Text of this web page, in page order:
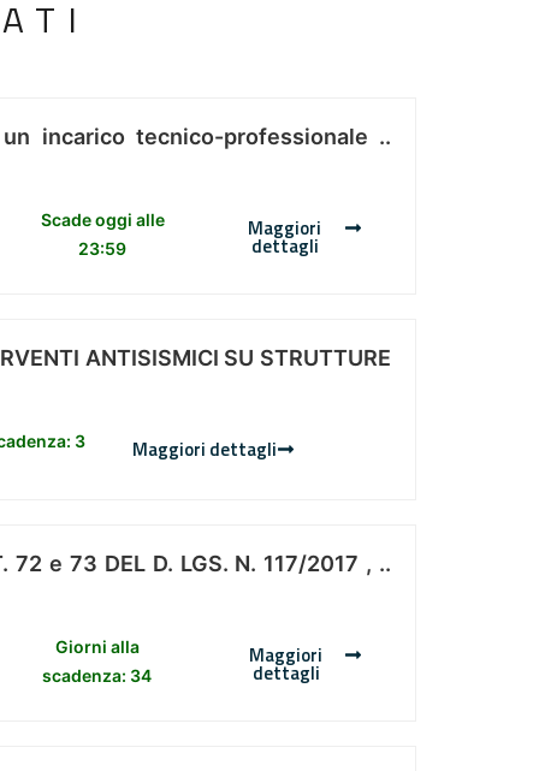
incarico tecnico-professionale ..
Scade oggi alle
23:59
Maggiori
dettagli
ANTISISMICI SU STRUTTURE
3 Maggiori dettagli
72 e 73 DEL D. LGS. N. 117/2017 , ..
Giorni alla
scadenza: 34
Maggiori
dettagli